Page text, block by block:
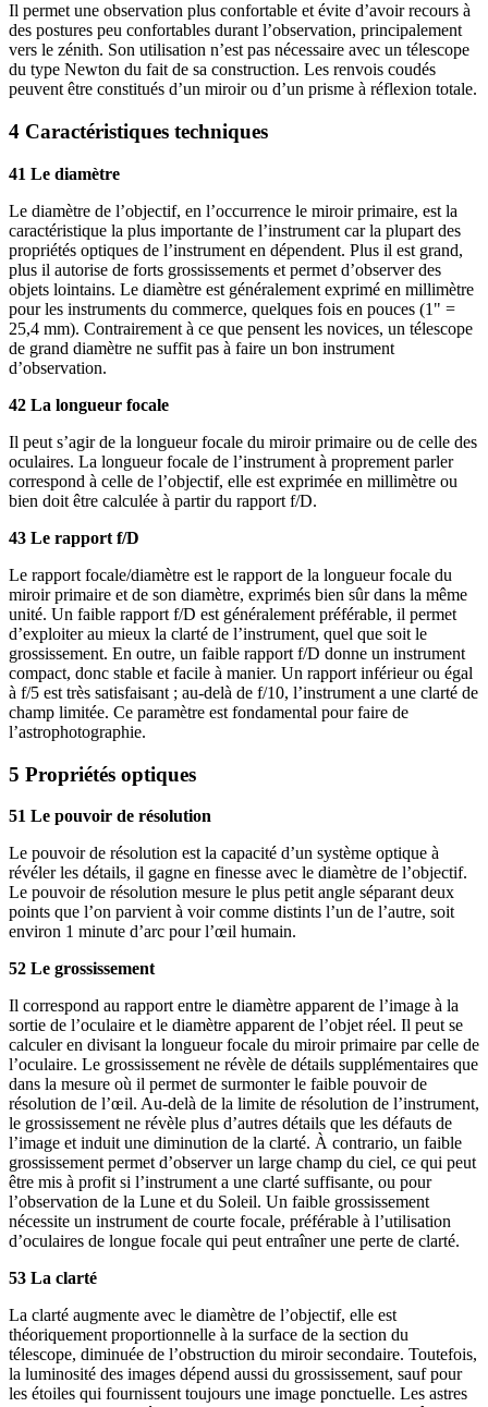
Il permet une observation plus confortable et évite d’avoir recours à
des postures peu confortables durant l’observation, principalement
vers le zénith. Son utilisation n’est pas nécessaire avec un télescope
du type Newton du fait de sa construction. Les renvois coudés
peuvent être constitués d’un miroir ou d’un prisme à réflexion totale.
4 Caractéristiques techniques
41 Le diamètre
Le diamètre de l’objectif, en l’occurrence le miroir primaire, est la
caractéristique la plus importante de l’instrument car la plupart des
propriétés optiques de l’instrument en dépendent. Plus il est grand,
plus il autorise de forts grossissements et permet d’observer des
objets lointains. Le diamètre est généralement exprimé en millimètre
pour les instruments du commerce, quelques fois en pouces (1" =
25,4 mm). Contrairement à ce que pensent les novices, un télescope
de grand diamètre ne suffit pas à faire un bon instrument
d’observation.
42 La longueur focale
Il peut s’agir de la longueur focale du miroir primaire ou de celle des
oculaires. La longueur focale de l’instrument à proprement parler
correspond à celle de l’objectif, elle est exprimée en millimètre ou
bien doit être calculée à partir du rapport f/D.
43 Le rapport f/D
Le rapport focale/diamètre est le rapport de la longueur focale du
miroir primaire et de son diamètre, exprimés bien sûr dans la même
unité. Un faible rapport f/D est généralement préférable, il permet
d’exploiter au mieux la clarté de l’instrument, quel que soit le
grossissement. En outre, un faible rapport f/D donne un instrument
compact, donc stable et facile à manier. Un rapport inférieur ou égal
à f/5 est très satisfaisant ; au-delà de f/10, l’instrument a une clarté de
champ limitée. Ce paramètre est fondamental pour faire de
l’astrophotographie.
5 Propriétés optiques
51 Le pouvoir de résolution
Le pouvoir de résolution est la capacité d’un système optique à
révéler les détails, il gagne en finesse avec le diamètre de l’objectif.
Le pouvoir de résolution mesure le plus petit angle séparant deux
points que l’on parvient à voir comme distints l’un de l’autre, soit
environ 1 minute d’arc pour l’œil humain.
52 Le grossissement
Il correspond au rapport entre le diamètre apparent de l’image à la
sortie de l’oculaire et le diamètre apparent de l’objet réel. Il peut se
calculer en divisant la longueur focale du miroir primaire par celle de
l’oculaire. Le grossissement ne révèle de détails supplémentaires que
dans la mesure où il permet de surmonter le faible pouvoir de
résolution de l’œil. Au-delà de la limite de résolution de l’instrument,
le grossissement ne révèle plus d’autres détails que les défauts de
l’image et induit une diminution de la clarté. À contrario, un faible
grossissement permet d’observer un large champ du ciel, ce qui peut
être mis à profit si l’instrument a une clarté suffisante, ou pour
l’observation de la Lune et du Soleil. Un faible grossissement
nécessite un instrument de courte focale, préférable à l’utilisation
d’oculaires de longue focale qui peut entraîner une perte de clarté.
53 La clarté
La clarté augmente avec le diamètre de l’objectif, elle est
théoriquement proportionnelle à la surface de la section du
télescope, diminuée de l’obstruction du miroir secondaire. Toutefois,
la luminosité des images dépend aussi du grossissement, sauf pour
les étoiles qui fournissent toujours une image ponctuelle. Les astres